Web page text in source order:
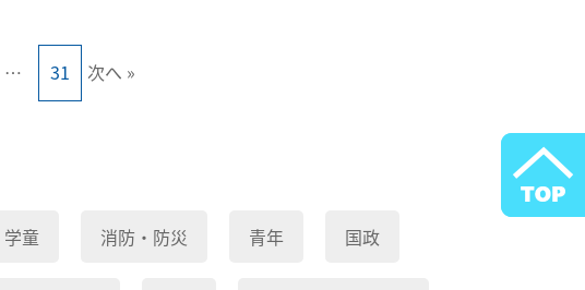
… 31 次へ »
童 消防・防災 青年 国政